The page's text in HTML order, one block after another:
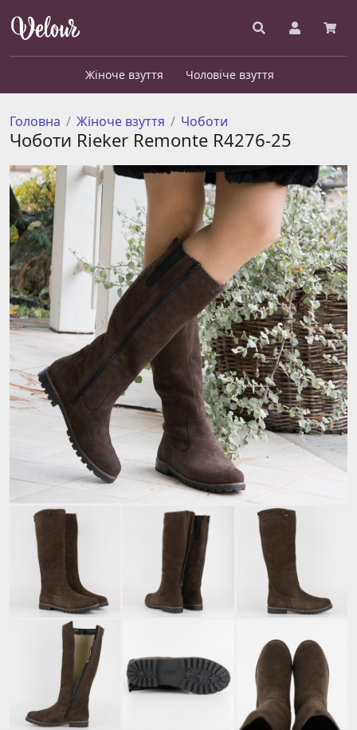
Жіноче взуття Чоловіче взуття
Головна Жіноче взуття Чоботи
Чоботи Rieker Remonte R4276-25